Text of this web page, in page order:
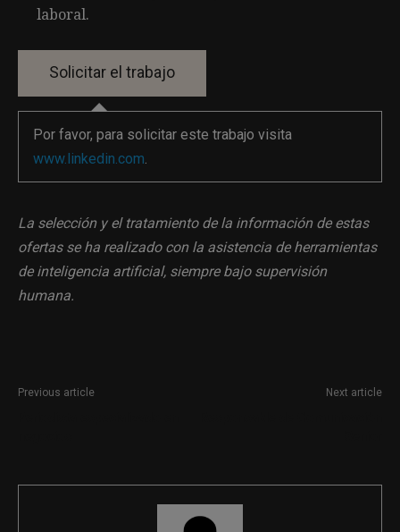
laboral.
Por favor, para solicitar este trabajo visita
www.linkedin.com.
La selección y el tratamiento de la información de estas
ofertas se ha realizado con la asistencia de herramientas
de inteligencia artificial, siempre bajo supervisión
humana.
Previous article Next article